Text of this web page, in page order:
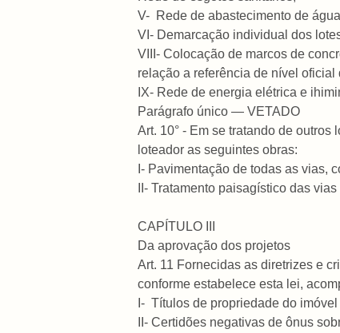
V- Rede de abastecimento de
VI- Demarcação individual dos
VIII- Colocação de marcos de
relação a referência de nível oficial
IX- Rede de energia elétrica e
Parágrafo único — VETADO
Art. 10° - Em se tratando de
loteador as seguintes obras:
I- Pavimentação de todas as vias,
II- Tratamento paisagístico das
CAPÍTULO III
Da aprovação dos projetos
Art. 11 Fornecidas as diretrizes e
conforme estabelece esta lei,
I- Títulos de propriedade do
II- Certidões negativas de ônus